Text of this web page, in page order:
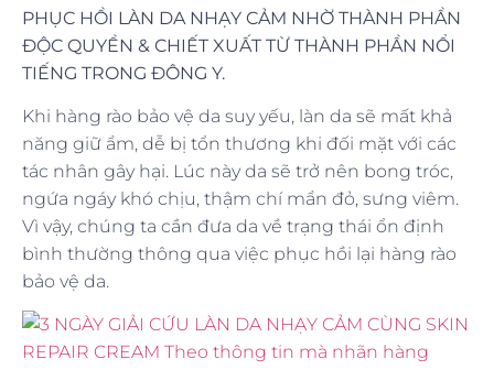
PHỤC HỒI LÀN DA NHẠY CẢM NHỜ THÀNH PHẦN
ĐỘC QUYỀN & CHIẾT XUẤT TỪ THÀNH PHẦN NỔI
TIẾNG TRONG ĐÔNG Y.
Khi hàng rào bảo vệ da suy yếu, làn da sẽ mất khả
năng giữ ẩm, dễ bị tổn thương khi đối mặt với các
tác nhân gây hại. Lúc này da sẽ trở nên bong tróc,
ngứa ngáy khó chịu, thậm chí mẩn đỏ, sưng viêm.
Vì vậy, chúng ta cần đưa da về trạng thái ổn định
bình thường thông qua việc phục hồi lại hàng rào
bảo vệ da.